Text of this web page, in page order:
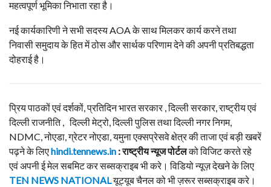
महत्वपूर्ण भूमिका निभाता रहा है।
नई कार्यकारिणी ने सभी सदस्य AOA के साथ मिलकर कार्य करने तथा
निवासी समुदाय के हित में ठोस और सार्थक परिणाम देने की अपनी प्रतिबद्धता
दोहराई है।
प्रिय पाठकों एवं दर्शकों, प्रतिदिन भारत सरकार , दिल्ली सरकार, राष्ट्रीय एवं
दिल्ली राजनीति , दिल्ली मेट्रो, दिल्ली पुलिस तथा दिल्ली नगर निगम,
NDMC, नोएडा, ग्रेटर नोएडा, यमुना एक्सप्रेसवे क्षेत्र की ताजा एवं बड़ी खबरें
पढ़ने के लिएhindi.tennews.in : राष्ट्रीय न्यूज पोर्टलको विजिट करते रहे
एवं अपनी ई मेल सबमिट कर सब्सक्राइब भी करे। विडियो न्यूज़ देखने के लिए
TEN NEWS NATIONALयूट्यूब चैनल को भी ज़रूर सब्सक्राइब करे।